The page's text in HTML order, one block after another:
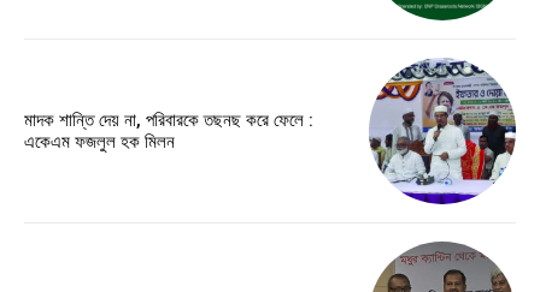
মাদক শান্তি দেয় না, পরিবারকে তছনছ করে ফেলে :
একেএম ফজলুল হক মিলন